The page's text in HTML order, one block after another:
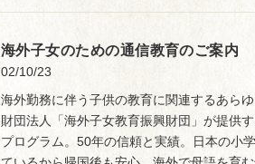
海外子女のための通信教育のご案内
02/10/23
海外勤務に伴う子供の教育に関連するあら
財団法人「海外子女教育振興財団」が提供
プログラム。50年の信頼と実績。日本の小